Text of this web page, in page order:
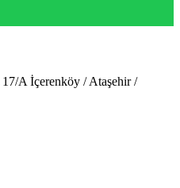
A İçerenköy / Ataşehir /